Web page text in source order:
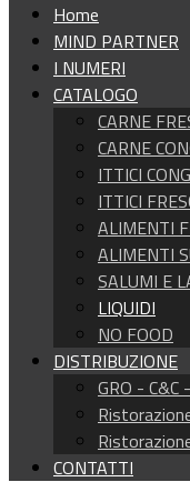
Home
MIND PARTNER
I NUMERI
CATALOGO
CARNE
CARNE
ITTICI
ITTICI
ALIMENTI
ALIMENTI
SALUMI E
LIQUIDI
NO FOOD
DISTRIBUZIONE
GRO - C&C
CONTATTI